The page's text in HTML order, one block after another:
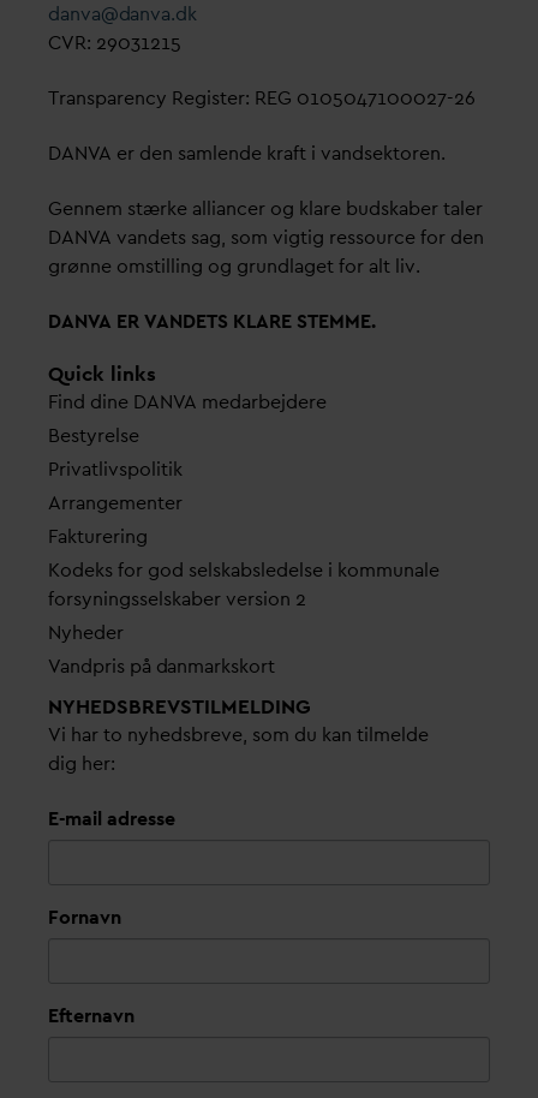
danva@danva.dk
CVR: 29031215
Transparency Register: REG 0105047100027-26
DANVA er den samlende kraft i vandsektoren.
Gennem stærke alliancer og klare budskaber taler
DANVA vandets sag, som vigtig ressource for den
grønne omstilling og grundlaget for alt liv.
DANVA ERVANDETS KLARE STEMME.
Quick links
Find dine DANVA medarbejdere
Bestyrelse
Privatlivspolitik
Arrangementer
Fakturering
Kodeks for god selskabsledelse i kommunale
forsyningsselskaber version 2
Nyheder
Vandpris på danmarkskort
NYHEDSBREVS­TILMELDING
Vi har to nyhedsbreve, som du kan tilmelde
dig her:
E-mail adresse
Fornavn
Efternavn